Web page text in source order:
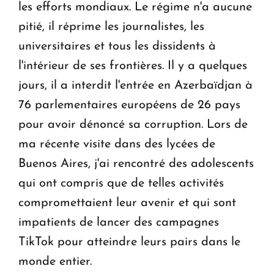
les efforts mondiaux. Le régime n'a aucune
pitié, il réprime les journalistes, les
universitaires et tous les dissidents à
l'intérieur de ses frontières. Il y a quelques
jours, il a interdit l'entrée en Azerbaïdjan à
76 parlementaires européens de 26 pays
pour avoir dénoncé sa corruption. Lors de
ma récente visite dans des lycées de
Buenos Aires, j'ai rencontré des adolescents
qui ont compris que de telles activités
compromettaient leur avenir et qui sont
impatients de lancer des campagnes
TikTok pour atteindre leurs pairs dans le
monde entier.